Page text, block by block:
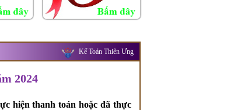
Kế Toán Thiên Ưng
2024
hiện thanh toán hoặc đã thực